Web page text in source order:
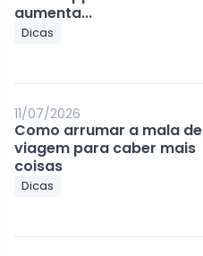
aumenta...
Dicas
11/07/2026
Como arrumar a mala de
viagem para caber mais
coisas
Dicas